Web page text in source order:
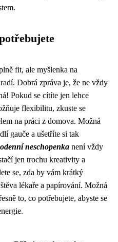
fit, ale myšlenka na
Dobrá zpráva je, že ne vždy
Pokud se cítíte jen lehce
flexibilitu, zkuste se
na práci z domova. Možná
gauče a ušetříte si tak
neschopenka není vždy
jen trochu kreativity a
se, zda by vám krátký
lékaře a papírování. Možná
to, co potřebujete, abyste se